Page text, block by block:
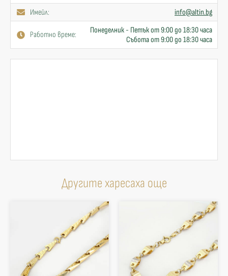
Имейл:
info@altin.bg
Работно време:
Понеделник - Петък от 9:00 до 18:30 часа
Събота от 9:00 до 18:30 часа
Другите харесаха още